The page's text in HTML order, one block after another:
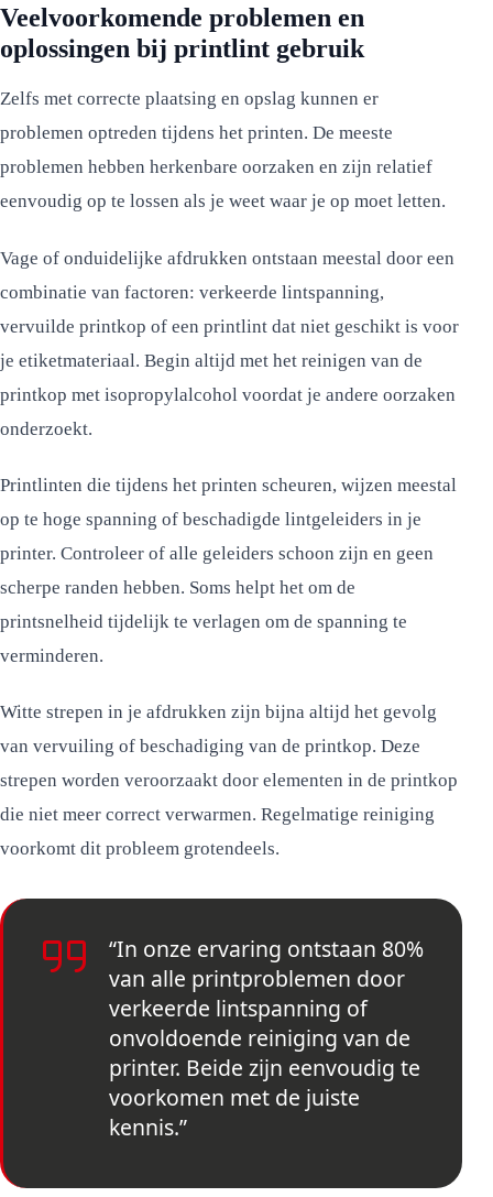
Veelvoorkomende problemen en
oplossingen bij printlint gebruik
Zelfs met correcte plaatsing en opslag kunnen er
problemen optreden tijdens het printen. De meeste
problemen hebben herkenbare oorzaken en zijn relatief
eenvoudig op te lossen als je weet waar je op moet letten.
Vage of onduidelijke afdrukken ontstaan meestal door een
combinatie van factoren: verkeerde lintspanning,
vervuilde printkop of een printlint dat niet geschikt is voor
je etiketmateriaal. Begin altijd met het reinigen van de
printkop met isopropylalcohol voordat je andere oorzaken
onderzoekt.
Printlinten die tijdens het printen scheuren, wijzen meestal
op te hoge spanning of beschadigde lintgeleiders in je
printer. Controleer of alle geleiders schoon zijn en geen
scherpe randen hebben. Soms helpt het om de
printsnelheid tijdelijk te verlagen om de spanning te
verminderen.
Witte strepen in je afdrukken zijn bijna altijd het gevolg
van vervuiling of beschadiging van de printkop. Deze
strepen worden veroorzaakt door elementen in de printkop
die niet meer correct verwarmen. Regelmatige reiniging
voorkomt dit probleem grotendeels.
“In onze ervaring ontstaan 80%
van alle printproblemen door
verkeerde lintspanning of
onvoldoende reiniging van de
printer. Beide zijn eenvoudig te
voorkomen met de juiste
kennis.”